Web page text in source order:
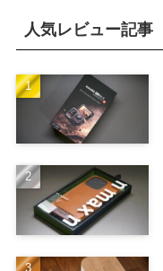
人気レビュー記事